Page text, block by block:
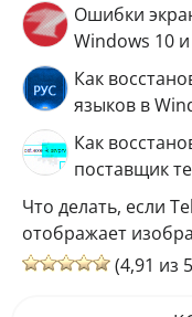
Ошибки
Windows 10
Как
языков в
Как
поставщик
Что делать, если
отображает
(4,91 из